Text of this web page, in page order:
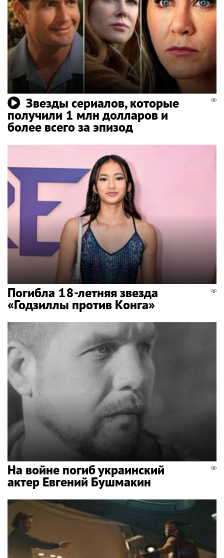
Звезды сериалов, которые
получили 1 млн долларов и
более всего за эпизод
Погибла 18-летняя звезда
«Годзиллы против Конга»
На войне погиб украинский
актер Евгений Бушмакин